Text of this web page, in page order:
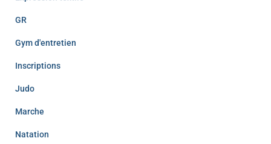
GR
Gym d'entretien
Inscriptions
Judo
Marche
Natation